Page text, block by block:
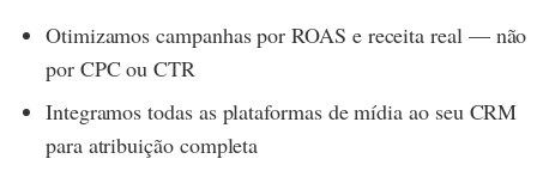
Otimizamos campanhas por ROAS e receita real — não
por CPC ou CTR
Integramos todas as plataformas de mídia ao seu CRM
para atribuição completa